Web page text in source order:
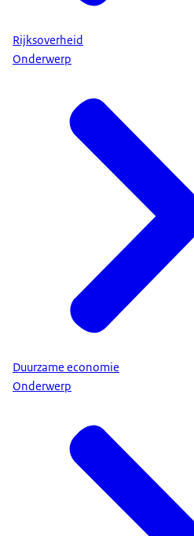
Rijksoverheid
Onderwerp
Duurzame economie
Onderwerp